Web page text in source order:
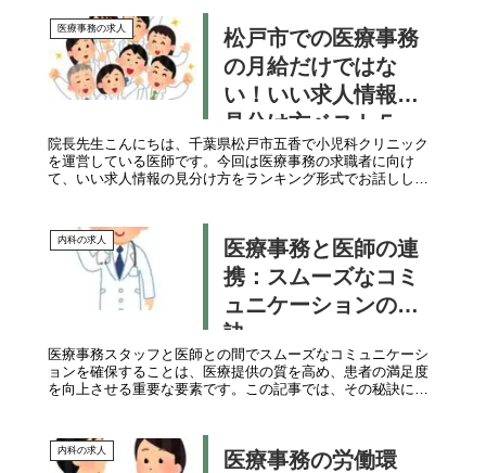
医療事務の求人
松戸市での医療事務
の月給だけではな
い！いい求人情報の
見分け方ベスト５
院長先生​こんにちは、千葉県松戸市五香で小児科クリニック
を運営している医師です。今回は医療事務の求職者に向け
て、いい求人情報の見分け方をランキング形式でお話ししま
内科の求人
医療事務と医師の連
携：スムーズなコミ
ュニケーションの秘
訣
医療事務スタッフと医師との間でスムーズなコミュニケーシ
ョンを確保することは、医療提供の質を高め、患者の満足度
を向上させる重要な要素です。この記事では、その秘訣につ
内科の求人
医療事務の労働環